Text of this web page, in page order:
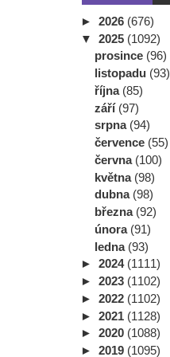
► 2026 (676)
▼ 2025 (1092)
prosince (96)
listopadu (93)
října (85)
září (97)
srpna (94)
července (55)
června (100)
května (98)
dubna (98)
března (92)
února (91)
ledna (93)
► 2024 (1111)
► 2023 (1102)
► 2022 (1102)
► 2021 (1128)
► 2020 (1088)
► 2019 (1095)